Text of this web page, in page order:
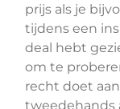
prijs als je
tijdens een
deal hebt
om te
recht doet
tweedehands